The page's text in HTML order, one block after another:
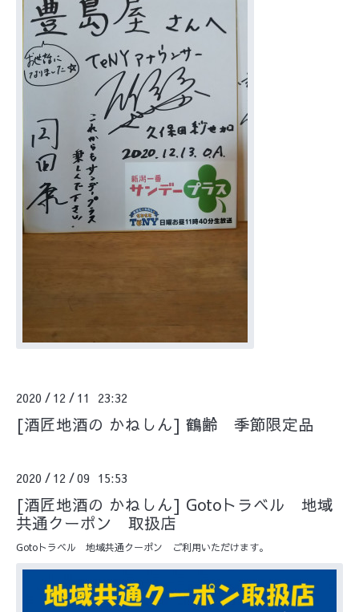
2020 / 12 / 11 23:32
[酒匠地酒の かねしん] 鶴齢 季節限定品
2020 / 12 /09 15:53
[酒匠地酒の かねしん] Gotoトラベル 地域
共通クーポン 取扱店
Gotoトラベル 地域共通クーポン ご利用いただけます。